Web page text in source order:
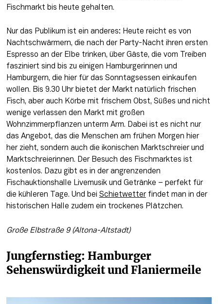
Fischmarkt bis heute gehalten.
Nur das Publikum ist ein anderes: Heute reicht es von
Nachtschwärmern, die nach der Party-Nacht ihren ersten
Espresso an der Elbe trinken, über Gäste, die vom Treiben
fasziniert sind bis zu einigen Hamburgerinnen und
Hamburgern, die hier für das Sonntagsessen einkaufen
wollen. Bis 9.30 Uhr bietet der Markt natürlich frischen
Fisch, aber auch Körbe mit frischem Obst, Süßes und nicht
wenige verlassen den Markt mit großen
Wohnzimmerpflanzen unterm Arm. Dabei ist es nicht nur
das Angebot, das die Menschen am frühen Morgen hier
her zieht, sondern auch die ikonischen Marktschreier und
Marktschreierinnen. Der Besuch des Fischmarktes ist
kostenlos. Dazu gibt es in der angrenzenden
Fischauktionshalle Livemusik und Getränke – perfekt für
die kühleren Tage. Und bei Schietwetter findet man in der
historischen Halle zudem ein trockenes Plätzchen.
Große Elbstraße 9 (Altona-Altstadt)
Jungfernstieg: Hamburger
Sehenswürdigkeit und Flaniermeile